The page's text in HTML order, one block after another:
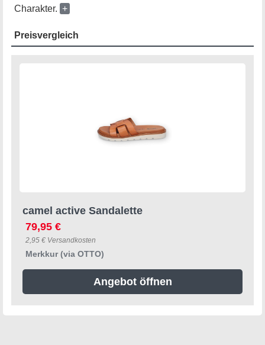
Charakter. +
Preisvergleich
camel active Sandalette
79,95 €
2,95 € Versandkosten
Merkkur (via OTTO)
Angebot öffnen